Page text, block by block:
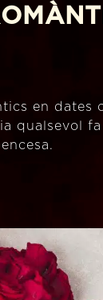
en dates
qualsevol